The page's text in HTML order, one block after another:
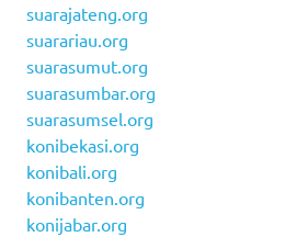
suarajateng.org
suarariau.org
suarasumut.org
suarasumbar.org
suarasumsel.org
konibekasi.org
konibali.org
konibanten.org
konijabar.org